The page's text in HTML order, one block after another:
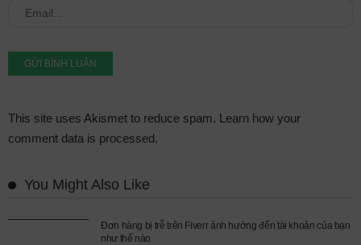
This site uses Akismet to reduce spam. Learn how your
comment data is processed.
You Might Also Like
Đơn hàng bị trễ trên Fiverr ảnh hướng đến tài khoản của bạn
như thế nào